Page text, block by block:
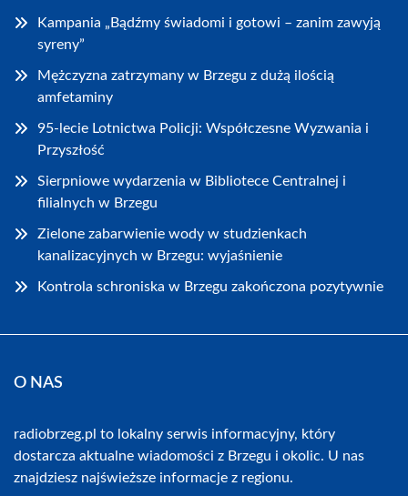
Kampania „Bądźmy świadomi i gotowi – zanim zawyją
syreny”
Mężczyzna zatrzymany w Brzegu z dużą ilością
amfetaminy
95-lecie Lotnictwa Policji: Współczesne Wyzwania i
Przyszłość
Sierpniowe wydarzenia w Bibliotece Centralnej i
filialnych w Brzegu
Zielone zabarwienie wody w studzienkach
kanalizacyjnych w Brzegu: wyjaśnienie
Kontrola schroniska w Brzegu zakończona pozytywnie
O NAS
radiobrzeg.pl to lokalny serwis informacyjny, który
dostarcza aktualne wiadomości z Brzegu i okolic. U nas
znajdziesz najświeższe informacje z regionu.